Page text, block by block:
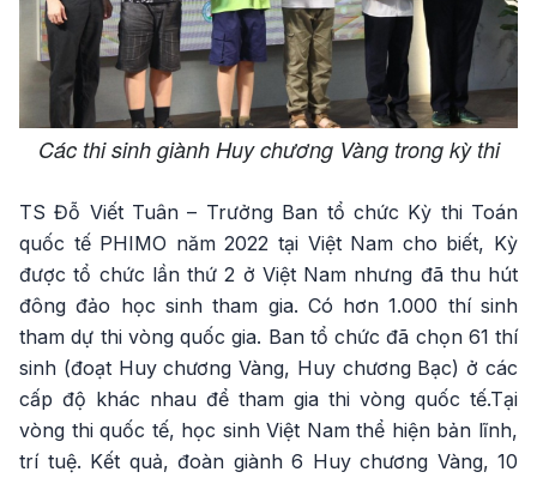
Các thi sinh giành Huy chương Vàng trong kỳ thi
TS Đỗ Viết Tuân – Trưởng Ban tổ chức Kỳ thi Toán
quốc tế PHIMO năm 2022 tại Việt Nam cho biết, Kỳ
được tổ chức lần thứ 2 ở Việt Nam nhưng đã thu hút
đông đảo học sinh tham gia. Có hơn 1.000 thí sinh
tham dự thi vòng quốc gia. Ban tổ chức đã chọn 61 thí
sinh (đoạt Huy chương Vàng, Huy chương Bạc) ở các
cấp độ khác nhau để tham gia thi vòng quốc tế.Tại
vòng thi quốc tế, học sinh Việt Nam thể hiện bản lĩnh,
trí tuệ. Kết quả, đoàn giành 6 Huy chương Vàng, 10